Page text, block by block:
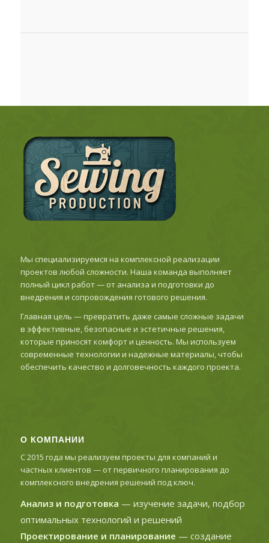
Мы специализируемся на комплексной реализации
проектов любой сложности. Наша команда выполняет
полный цикл работ — от анализа и подготовки до
внедрения и сопровождения готового решения.
Главная цель — превратить даже самые сложные задачи
в эффективные, безопасные и эстетичные решения,
которые приносят комфорт и ценность. Мы используем
современные технологии и надежные материалы, чтобы
обеспечить качество и долговечность каждого проекта.
О КОМПАНИИ
С 2015 года мы реализуем проекты для компаний и
частных клиентов — от первичного планирования до
комплексного внедрения решений под ключ.
Анализ и подготовка — изучение задачи, подбор
оптимальных технологий и решений
Проектирование и планирование — создание